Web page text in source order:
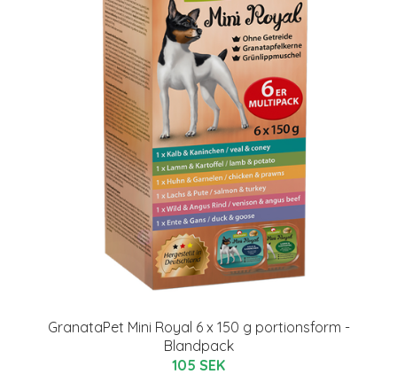
GranataPet Mini Royal 6 x 150 g portionsform -
Blandpack
105 SEK